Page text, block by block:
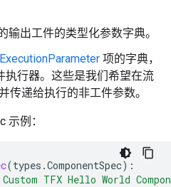
输出工件的类型化参数字典。
ExecutionParameter 项的字典，
执行器。这些是我们希望在流
传递给执行的非工件参数。
示例：
(types .ComponentSpec):
TFX Hello World